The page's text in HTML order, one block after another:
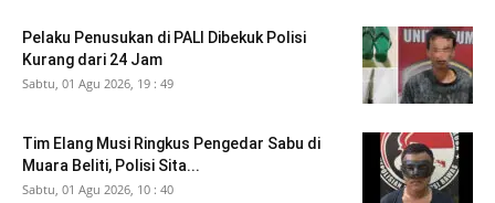
Pelaku Penusukan di PALI Dibekuk Polisi
Kurang dari 24 Jam
Sabtu, 01 Agu 2026, 19 : 49
Tim Elang Musi Ringkus Pengedar Sabu di
Muara Beliti, Polisi Sita...
Sabtu, 01 Agu 2026, 10 : 40